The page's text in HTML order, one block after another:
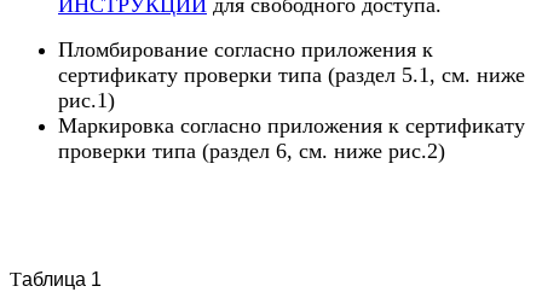
Пломбирование согласно приложения к
сертификату проверки типа (раздел 5.1, см. ниже
рис.1)
Маркировка согласно приложения к сертификату
проверки типа (раздел 6, см. ниже рис.2)
Таблица 1